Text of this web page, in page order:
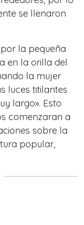
se llenaron
la pequeña
en la orilla del
la mujer
luces titilantes
largo». Esto
comenzaran a
sobre la
popular,